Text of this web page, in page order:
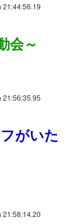
21:44:56.19
会～
21:56:35.95
がいた
21:58:14.20